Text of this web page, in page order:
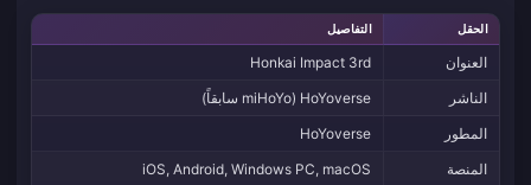
الحقل التفاصيل
العنوان
Honkai Impact 3rd
الناشر
HoYoverse (miHoYo سابقاً)
المطور
HoYoverse
المنصة
iOS, Android, Windows PC, macOS